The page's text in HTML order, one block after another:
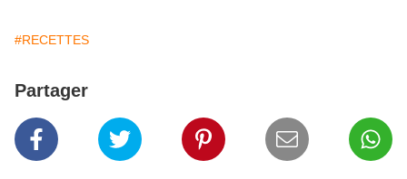
#RECETTES
Partager